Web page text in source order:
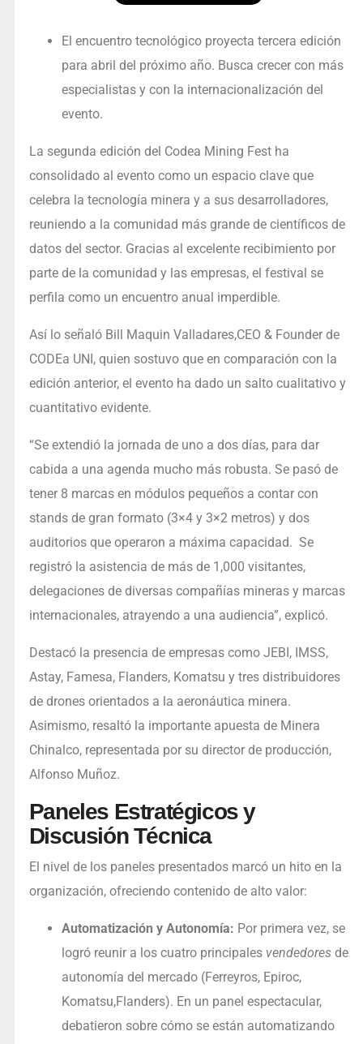
El encuentro tecnológico proyecta tercera edición
para abril del próximo año. Busca crecer con más
especialistas y con la internacionalización del
evento.
La segunda edición del Codea Mining Fest ha
consolidado al evento como un espacio clave que
celebra la tecnología minera y a sus desarrolladores,
reuniendo a la comunidad más grande de científicos de
datos del sector. Gracias al excelente recibimiento por
parte de la comunidad y las empresas, el festival se
perfila como un encuentro anual imperdible.
Así lo señaló Bill Maquin Valladares,CEO & Founder de
CODEa UNI, quien sostuvo que en comparación con la
edición anterior, el evento ha dado un salto cualitativo y
cuantitativo evidente.
“Se extendió la jornada de uno a dos días, para dar
cabida a una agenda mucho más robusta. Se pasó de
tener 8 marcas en módulos pequeños a contar con
stands de gran formato (3×4 y 3×2 metros) y dos
auditorios que operaron a máxima capacidad. Se
registró la asistencia de más de 1,000 visitantes,
delegaciones de diversas compañías mineras y marcas
internacionales, atrayendo a una audiencia”, explicó.
Destacó la presencia de empresas como JEBI, IMSS,
Astay, Famesa, Flanders, Komatsu y tres distribuidores
de drones orientados a la aeronáutica minera.
Asimismo, resaltó la importante apuesta de Minera
Chinalco, representada por su director de producción,
Alfonso Muñoz.
Paneles Estratégicos y
Discusión Técnica
El nivel de los paneles presentados marcó un hito en la
organización, ofreciendo contenido de alto valor:
Automatización y Autonomía: Por primera vez, se
logró reunir a los cuatro principales vendedoresde
autonomía del mercado (Ferreyros, Epiroc,
Komatsu,Flanders). En un panel espectacular,
debatieron sobre cómo se están automatizando